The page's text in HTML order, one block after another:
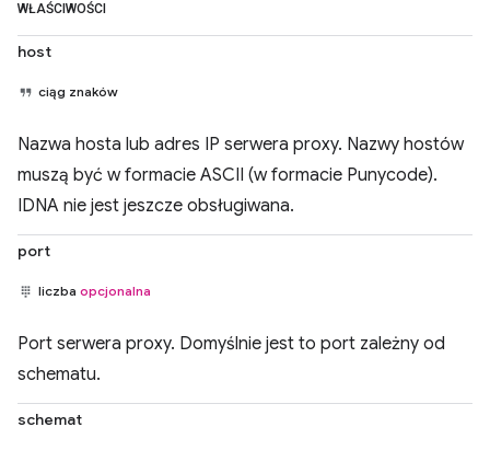
WŁAŚCIWOŚCI
host
ciąg znaków
Nazwa hosta lub adres IP serwera proxy. Nazwy hostów
muszą być w formacie ASCII (w formacie Punycode).
IDNA nie jest jeszcze obsługiwana.
port
liczba opcjonalna
Port serwera proxy. Domyślnie jest to port zależny od
schematu.
schemat